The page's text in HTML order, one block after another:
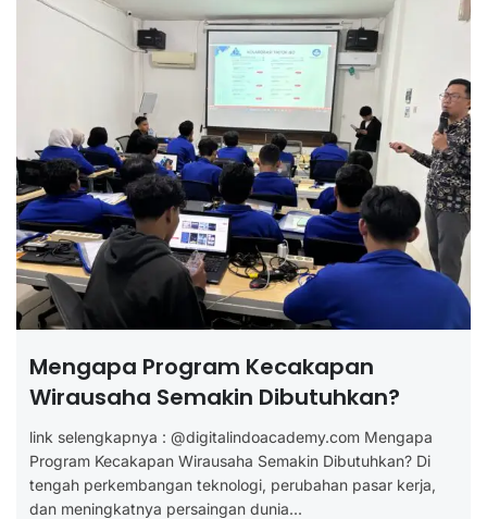
Mengapa Program Kecakapan
Wirausaha Semakin Dibutuhkan?
link selengkapnya : @digitalindoacademy.com Mengapa
Program Kecakapan Wirausaha Semakin Dibutuhkan? Di
tengah perkembangan teknologi, perubahan pasar kerja,
dan meningkatnya persaingan dunia...